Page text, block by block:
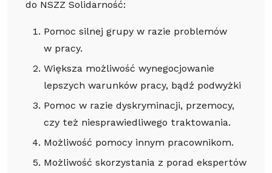
do NSZZ Solidarność:
Pomoc silnej grupy w razie problemów
w pracy.
Większa możliwość wynegocjowanie
lepszych warunków pracy, bądź podwyżki
Pomoc w razie dyskryminacji, przemocy,
czy też niesprawiedliwego traktowania.
Możliwość pomocy innym pracownikom.
Możliwość skorzystania z porad ekspertów